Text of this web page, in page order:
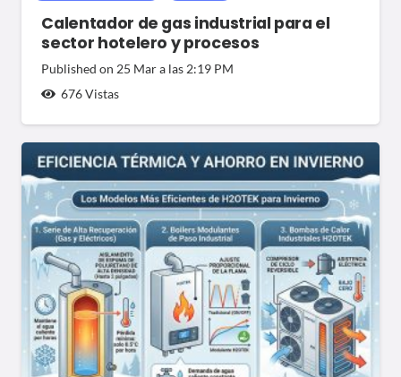
Calentador de gas industrial para el
sector hotelero y procesos
Published on25 Mar a las 2:19 PM
676Vistas